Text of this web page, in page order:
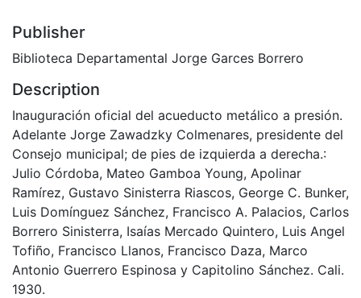
Publisher
Biblioteca Departamental Jorge Garces Borrero
Description
Inauguración oficial del acueducto metálico a presión.
Adelante Jorge Zawadzky Colmenares, presidente del
Consejo municipal; de pies de izquierda a derecha.:
Julio Córdoba, Mateo Gamboa Young, Apolinar
Ramírez, Gustavo Sinisterra Riascos, George C. Bunker,
Luis Domínguez Sánchez, Francisco A. Palacios, Carlos
Borrero Sinisterra, Isaías Mercado Quintero, Luis Angel
Tofiño, Francisco Llanos, Francisco Daza, Marco
Antonio Guerrero Espinosa y Capitolino Sánchez. Cali.
1930.